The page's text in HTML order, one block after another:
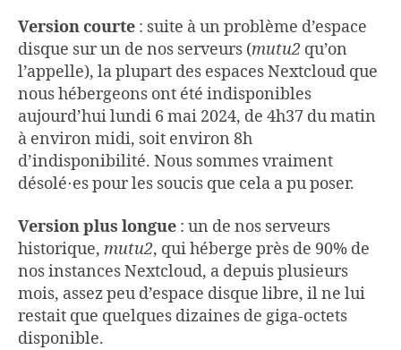
Version courte : suite à un problème d’espace
disque sur un de nos serveurs (mutu2 qu’on
l’appelle), la plupart des espaces Nextcloud que
nous hébergeons ont été indisponibles
aujourd’hui lundi 6 mai 2024, de 4h37 du matin
à environ midi, soit environ 8h
d’indisponibilité. Nous sommes vraiment
désolé⋅es pour les soucis que cela a pu poser.
Version plus longue : un de nos serveurs
historique, mutu2, qui héberge près de 90% de
nos instances Nextcloud, a depuis plusieurs
mois, assez peu d’espace disque libre, il ne lui
restait que quelques dizaines de giga-octets
disponible.